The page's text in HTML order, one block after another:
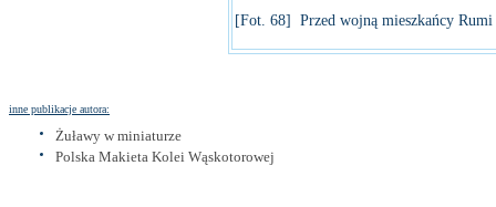
[Fot. 68] Przed wojną mieszkańcy Rumi
inne publikacje autora:
Żuławy w miniaturze
Polska Makieta Kolei Wąskotorowej